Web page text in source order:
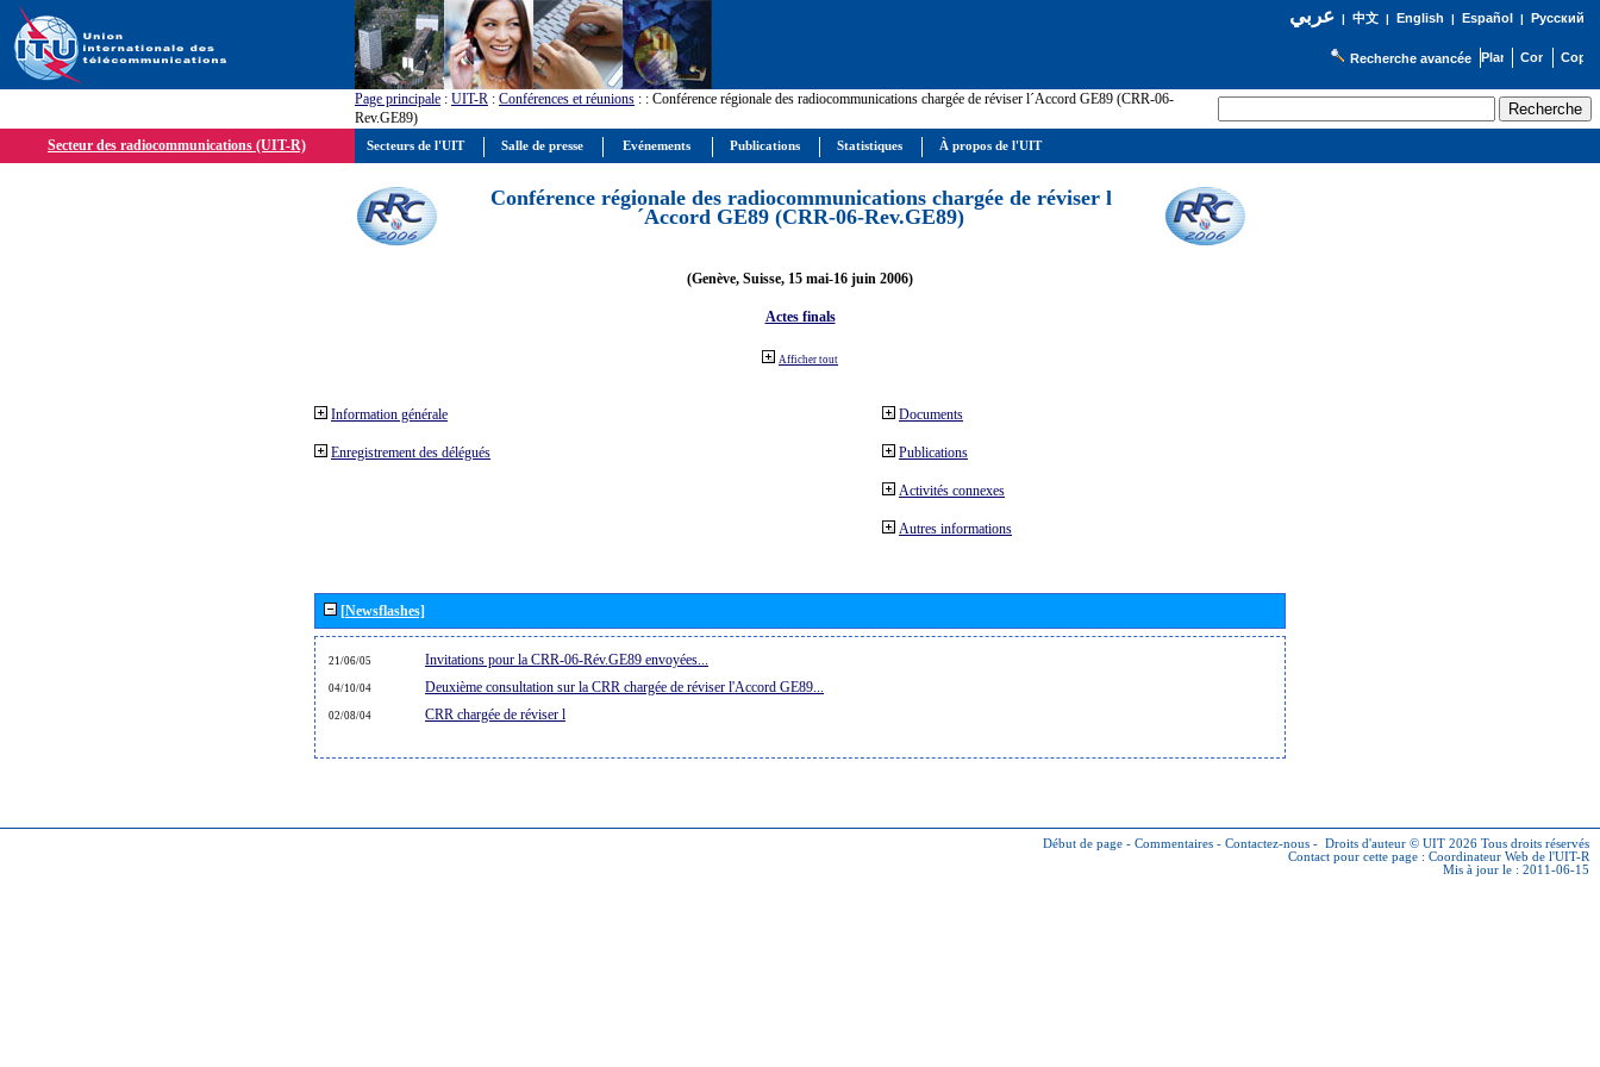
عربي| 中文| English | Español | Русский
Recherche avancée
Page principale : UIT-R : Conférences et réunions : : Conférence régionale des radiocommunications chargée de réviser l´Accord GE89 (CRR-06-
Rev.GE89)
Secteur des radiocommunications (UIT-R)
Conférence régionale des radiocommunications chargée de réviser l
´Accord GE89 (CRR-06-Rev.GE89)
(Genève, Suisse, 15 mai-16 juin 2006)
Actes finals
Afficher tout
Information générale
Enregistrement des délégués
Documents
Publications
Activités connexes
Autres informations
[Newsflashes]
21/06/05 Invitations pour la CRR-06-Rév.GE89 envoyées...
04/10/04 Deuxième consultation sur la CRR chargée de réviser l'Accord GE89...
02/08/04 CRR chargée de réviser l
Début de page - Commentaires - Contactez-nous - Droits d'auteur © UIT 2026 Tous droits réservés
Contact pour cette page : Coordinateur Web de l'UIT-R
Mis à jour le : 2011-06-15
Secteurs de l'UIT Salle de presse Evénements Publications Statistiques À propos de l'UIT